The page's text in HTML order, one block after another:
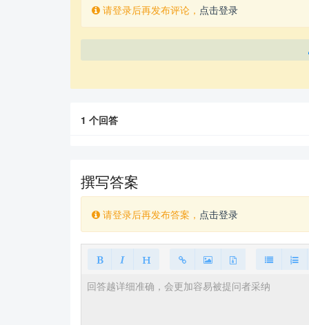
请登录后再发布评论， 点击登录
1 个回答
撰写答案
请登录后再发布答案， 点击登录